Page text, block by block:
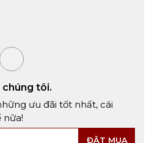
ĐẶT MUA
tôi.
ưu đãi tốt nhất, cái
nữa!